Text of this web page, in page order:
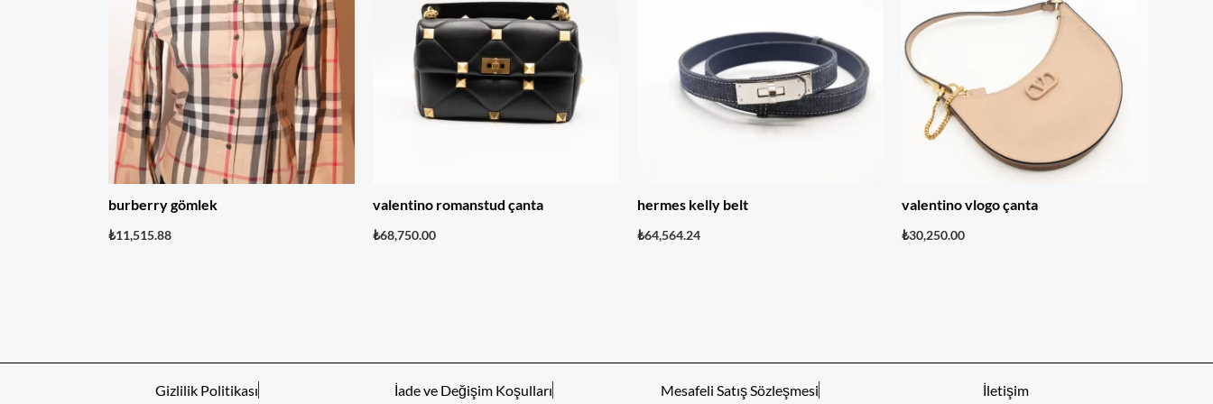
burberry gömlek
₺11,515.88
valentino romanstud çanta
₺68,750.00
hermes kelly belt
₺64,564.24
valentino vlogo çanta
₺30,250.00
Gizlilik Politikası İade ve Değişim Koşulları Mesafeli Satış Sözleşmesi İletişim